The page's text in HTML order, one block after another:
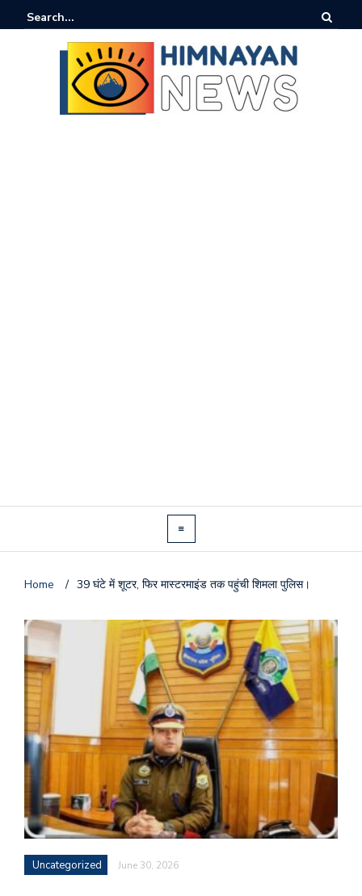
Home / 39 घंटे में शूटर, फिर मास्टरमाइंड तक पहुंची शिमला पुलिस।
Uncategorized June 30, 2026